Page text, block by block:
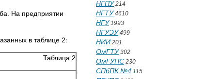
На предприятии
в таблице 2:
Таблица 2
НГПУ214
НГТУ4610
НГУ1993
НГУЭУ499
НИИ 201
ОмГТУ302
ОмГУПС 230
СПбПК №4 115